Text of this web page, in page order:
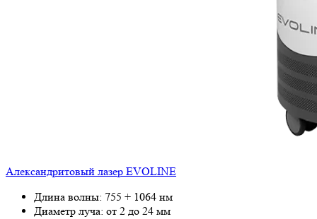
Александритовый лазер EVOLINE
Длина волны: 755 + 1064 нм
Диаметр луча: от 2 до 24 мм